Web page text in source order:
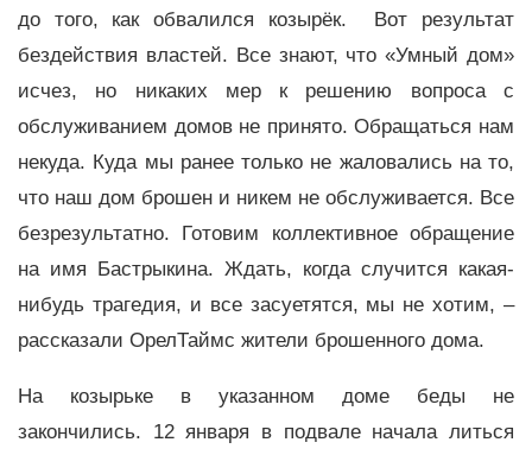
до того, как обвалился козырёк. Вот результат
бездействия властей. Все знают, что «Умный дом»
исчез, но никаких мер к решению вопроса с
обслуживанием домов не принято. Обращаться нам
некуда. Куда мы ранее только не жаловались на то,
что наш дом брошен и никем не обслуживается. Все
безрезультатно. Готовим коллективное обращение
на имя Бастрыкина. Ждать, когда случится какая-
нибудь трагедия, и все засуетятся, мы не хотим, –
рассказали ОрелТаймс жители брошенного дома.
На козырьке в указанном доме беды не
закончились. 12 января в подвале начала литься